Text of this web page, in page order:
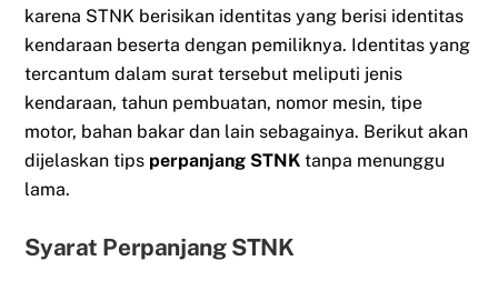
karena STNK berisikan identitas yang berisi identitas
kendaraan beserta dengan pemiliknya. Identitas yang
tercantum dalam surat tersebut meliputi jenis
kendaraan, tahun pembuatan, nomor mesin, tipe
motor, bahan bakar dan lain sebagainya. Berikut akan
dijelaskan tips perpanjang STNK tanpa menunggu
lama.
Syarat Perpanjang STNK